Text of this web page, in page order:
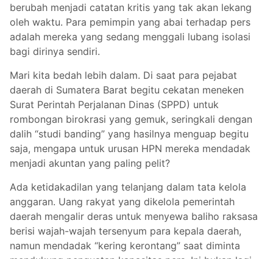
berubah menjadi catatan kritis yang tak akan lekang
oleh waktu. Para pemimpin yang abai terhadap pers
adalah mereka yang sedang menggali lubang isolasi
bagi dirinya sendiri.
Mari kita bedah lebih dalam. Di saat para pejabat
daerah di Sumatera Barat begitu cekatan meneken
Surat Perintah Perjalanan Dinas (SPPD) untuk
rombongan birokrasi yang gemuk, seringkali dengan
dalih “studi banding” yang hasilnya menguap begitu
saja, mengapa untuk urusan HPN mereka mendadak
menjadi akuntan yang paling pelit?
Ada ketidakadilan yang telanjang dalam tata kelola
anggaran. Uang rakyat yang dikelola pemerintah
daerah mengalir deras untuk menyewa baliho raksasa
berisi wajah-wajah tersenyum para kepala daerah,
namun mendadak “kering kerontang” saat diminta